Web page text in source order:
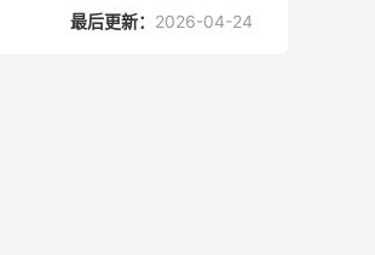
最后更新： 2026-04-24